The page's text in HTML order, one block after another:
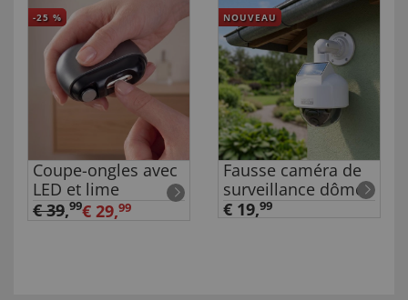
-25 %
Coupe-ongles avec
LED et lime
€ 39,99€ 29,99
NOUVEAU
Fausse caméra de
surveillance dôme
€ 19,99